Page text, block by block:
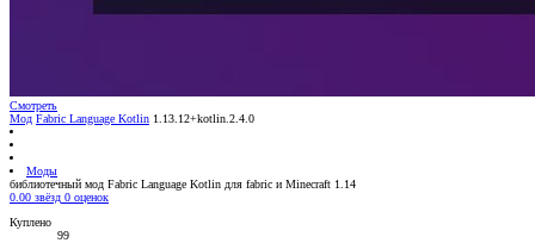
Смотреть
Мод Fabric Language Kotlin 1.13.12+kotlin.2.4.0
Моды
библиотечный мод Fabric Language Kotlin для fabric и Minecraft 1.14
0.00 звёзд 0 оценок
Куплено
99